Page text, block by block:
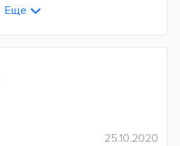
Еще
25.10.2020